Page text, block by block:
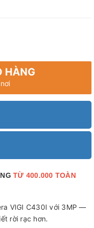
HÀNG
TỪ 400.000 TOÀN
VIGI C430I với 3MP —
rời rạc hơn.